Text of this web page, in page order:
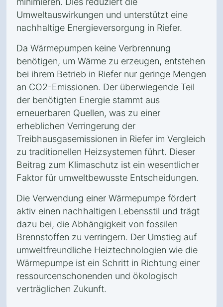
Umweltauswirkungen und unterstützt eine
nachhaltige Energieversorgung in Riefer.
Da Wärmepumpen keine Verbrennung
benötigen, um Wärme zu erzeugen, entstehen
bei ihrem Betrieb in Riefer nur geringe Mengen
an CO2-Emissionen. Der überwiegende Teil
der benötigten Energie stammt aus
erneuerbaren Quellen, was zu einer
erheblichen Verringerung der
Treibhausgasemissionen in Riefer im Vergleich
zu traditionellen Heizsystemen führt. Dieser
Beitrag zum Klimaschutz ist ein wesentlicher
Faktor für umweltbewusste Entscheidungen.
Die Verwendung einer Wärmepumpe fördert
aktiv einen nachhaltigen Lebensstil und trägt
dazu bei, die Abhängigkeit von fossilen
Brennstoffen zu verringern. Der Umstieg auf
umweltfreundliche Heiztechnologien wie die
Wärmepumpe ist ein Schritt in Richtung einer
ressourcenschonenden und ökologisch
verträglichen Zukunft.